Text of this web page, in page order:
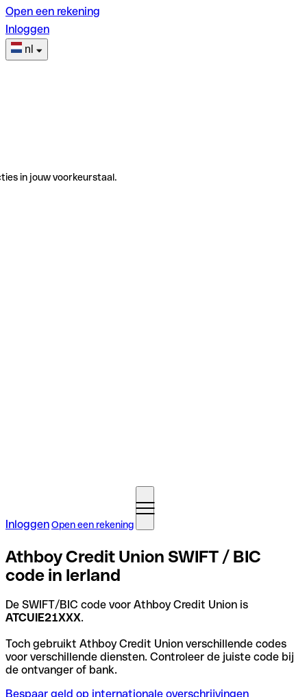
Open een rekening
Inloggen
nl
in jouw voorkeurstaal.
InloggenOpen een rekening
Athboy Credit Union SWIFT / BIC
code in Ierland
De SWIFT/BIC code voor Athboy Credit Union is
ATCUIE21XXX.
Toch gebruikt Athboy Credit Union verschillende codes
voor verschillende diensten. Controleer de juiste code bij
de ontvanger of bank.
Bespaar geld op internationale overschrijvingen